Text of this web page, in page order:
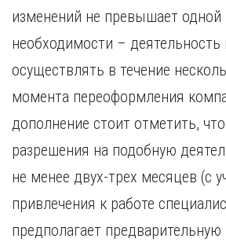
изменений не превышает одной
необходимости –
осуществлять в течение
момента переоформления
дополнение стоит отметить,
разрешения на подобную
не менее двух-трех месяцев (с
привлечения к работе
предполагает предварительную